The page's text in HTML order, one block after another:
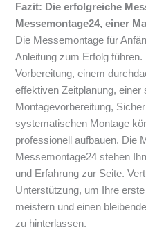
Fazit: Die erfolgreiche
Messemontage24, einer
Die Messemontage für
Anleitung zum Erfolg
Vorbereitung, einem
effektiven Zeitplanung, einer
Montagevorbereitung,
systematischen Montage
professionell aufbauen. Die
Messemontage24 stehen
und Erfahrung zur Seite.
Unterstützung, um Ihre
meistern und einen
zu hinterlassen.